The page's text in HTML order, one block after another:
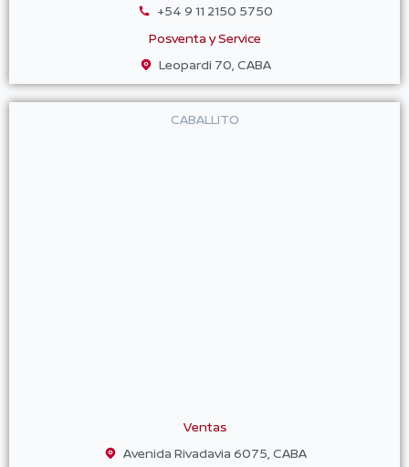
+54 9 11 2150 5750
Posventa y Service
Leopardi 70, CABA
CABALLITO
Ventas
Avenida Rivadavia 6075, CABA